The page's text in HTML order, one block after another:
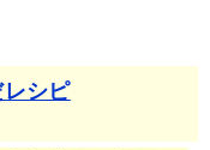
シピ